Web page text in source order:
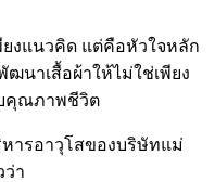
งแนวคิด แต่คือหัวใจหลัก
นาเสื้อผ้าให้ไม่ใช่เพียง
คุณภาพชีวิต
ารอาวุโสของบริษัทแม่
ว่า